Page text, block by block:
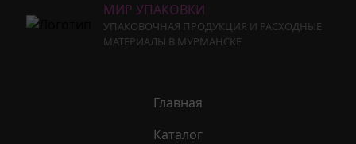
МИР УПАКОВКИ
УПАКОВОЧНАЯ ПРОДУКЦИЯ И РАСХОДНЫЕ
МАТЕРИАЛЫ В МУРМАНСКЕ
Главная
Каталог